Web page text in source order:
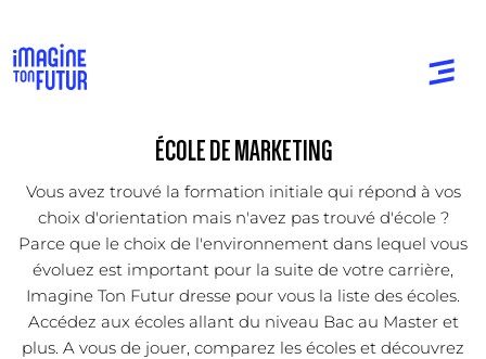
ÉCOLE DE MARKETING
Vous avez trouvé la formation initiale qui répond à vos
choix d'orientation mais n'avez pas trouvé d'école ?
Parce que le choix de l'environnement dans lequel vous
évoluez est important pour la suite de votre carrière,
Imagine Ton Futur dresse pour vous la liste des écoles.
Accédez aux écoles allant du niveau Bac au Master et
plus. A vous de jouer, comparez les écoles et découvrez